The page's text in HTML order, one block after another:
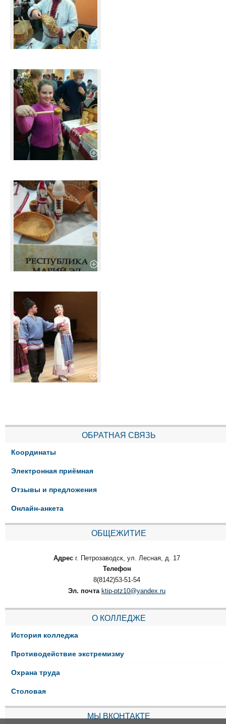
ОБРАТНАЯ СВЯЗЬ
Координаты
Электронная приёмная
Отзывы и предложения
Онлайн-анкета
ОБЩЕЖИТИЕ
Адрес г. Петрозаводск, ул. Лесная, д. 17
Телефон
8(8142)53-51-54
Эл. почта ktip-ptz10@yandex.ru
О КОЛЛЕДЖЕ
История колледжа
Противодействие экстремизму
Охрана труда
Столовая
МЫ ВКОНТАКТЕ